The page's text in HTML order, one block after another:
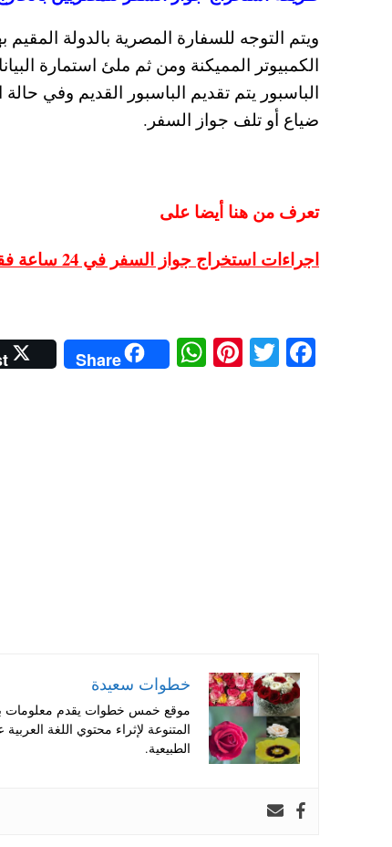
ويتم التوجه للسفارة المصرية بالدولة المقيم
الكمبيوتر المميكنة ومن ثم ملئ استمارة
الباسبور يتم تقديم الباسبور القديم وفي
ضياع أو تلف جواز السفر.
تعرف من هنا أيضا على
اجراءات استخراج جواز السفر في 24 ساعة فقط في مصر والأوراق والمصاريف المطلوبة
Fa
T
Pi
W
ha
Share
خطوات سعيدة
موقع خمس خطوات يقدم معلومات
المتنوعة لإثراء محتوي اللغة
الطبيعية.